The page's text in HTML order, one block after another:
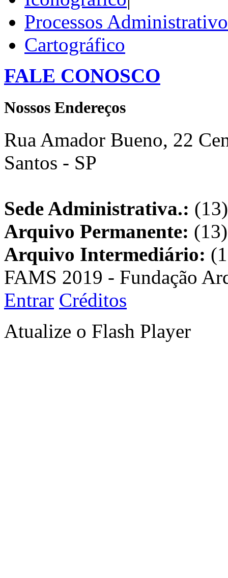
Processos
Cartográfico
FALE CONOSCO
Nossos Endereços
Rua Amador Bueno, 22
Santos - SP
Sede Administrativa.:
Arquivo Permanente:
Arquivo Intermediário:
FAMS 2019 - Fundação
Entrar Créditos
Atualize o Flash Player